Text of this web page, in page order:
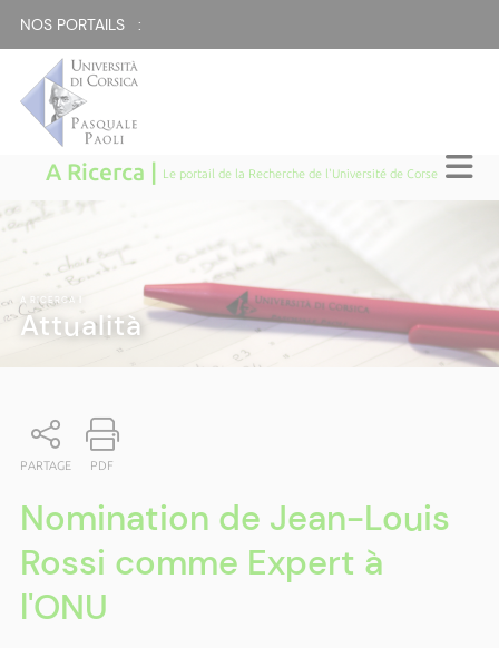
NOS PORTAILS :
A Ricerca | Le portail de la Recherche de l'Université de Corse
A RICERCA
Attualità
PARTAGE PDF
Nomination de Jean-Louis
Rossi comme Expert à
l'ONU